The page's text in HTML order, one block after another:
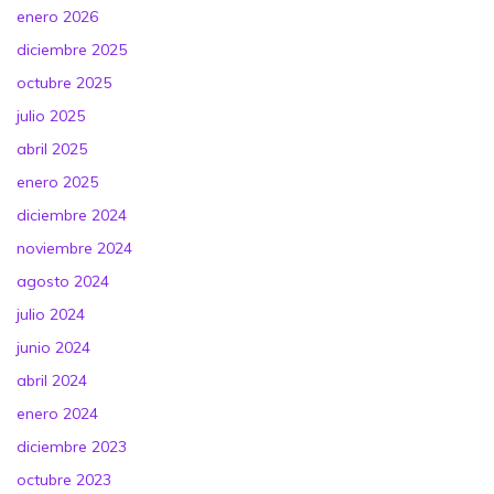
enero 2026
diciembre 2025
octubre 2025
julio 2025
abril 2025
enero 2025
diciembre 2024
noviembre 2024
agosto 2024
julio 2024
junio 2024
abril 2024
enero 2024
diciembre 2023
octubre 2023